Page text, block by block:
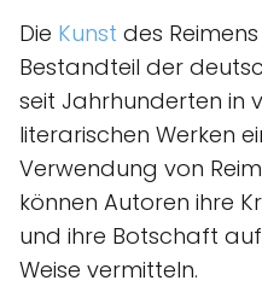
Die Kunst des
Bestandteil der
seit Jahrhunderten in
literarischen Werken
Verwendung von
können Autoren ihre
und ihre Botschaft
Weise vermitteln.